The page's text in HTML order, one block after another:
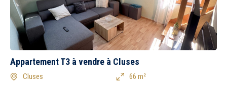
Appartement T3 à vendre à Cluses
Cluses 66 m²